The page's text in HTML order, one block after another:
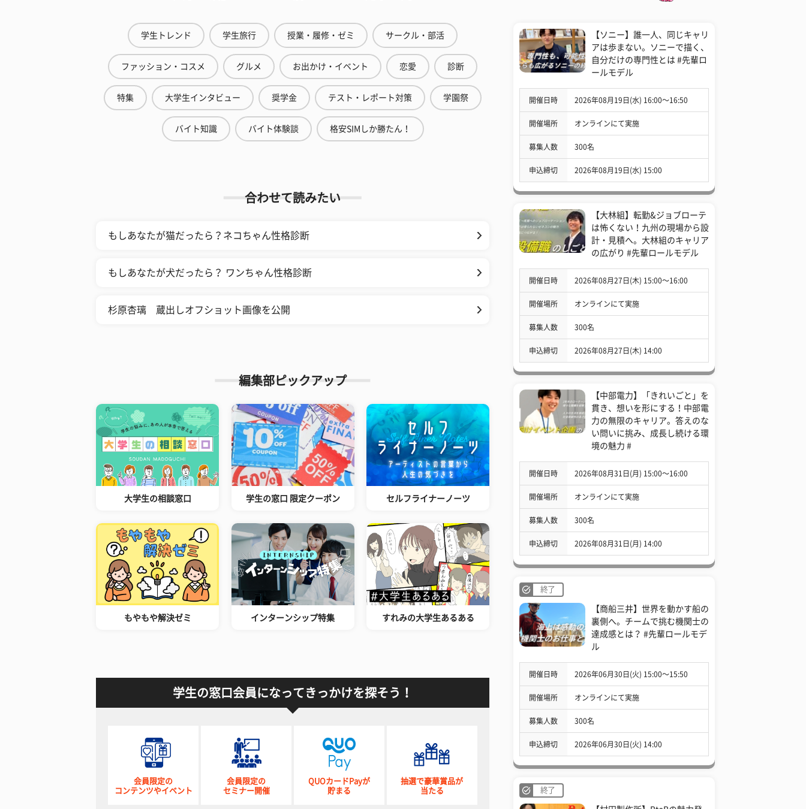
学生トレンド 学生旅行 授業・履修・ゼミ サークル・部活
ファッション・コスメ グルメ お出かけ・イベント 恋愛 診断
特集 大学生インタビュー 奨学金 テスト・レポート対策 学園祭
バイト知識 バイト体験談 格安SIMしか勝たん！
合わせて読みたい
もしあなたが猫だったら？ネコちゃん性格診断
もしあなたが犬だったら？ ワンちゃん性格診断
杉原杏璃 蔵出しオフショット画像を公開
編集部ピックアップ
大学生の相談窓口 学生の窓口 限定クーポン セルフライナーノーツ
もやもや解決ゼミ インターンシップ特集 すれみの大学生あるある
学生の窓口会員になってきっかけを探そう！
会員限定の
コンテンツやイベント
会員限定の
セミナー開催
QUOカードPayが
貯まる
抽選で豪華賞品が
当たる
【ソニー】誰一人、同じキャリ
アは歩まない。ソニーで描く、
自分だけの専門性とは #先輩ロ
ールモデル
開催日時 2026年08月19日(水) 16:00〜16:50
開催場所 オンラインにて実施
募集人数 300名
申込締切 2026年08月19日(水) 15:00
【大林組】転勤&ジョブローテ
は怖くない！九州の現場から設
計・見積へ。大林組のキャリア
の広がり #先輩ロールモデル
開催日時 2026年08月27日(木) 15:00〜16:00
開催場所 オンラインにて実施
募集人数 300名
申込締切 2026年08月27日(木) 14:00
【中部電力】「きれいごと」を
貫き、想いを形にする！中部電
力の無限のキャリア。答えのな
い問いに挑み、成長し続ける環
境の魅力 #
開催日時 2026年08月31日(月) 15:00〜16:00
開催場所 オンラインにて実施
募集人数 300名
申込締切 2026年08月31日(月) 14:00
終了
【商船三井】世界を動かす船の
裏側へ。チームで挑む機関士の
達成感とは？ #先輩ロールモデ
ル
開催日時 2026年06月30日(火) 15:00〜15:50
開催場所 オンラインにて実施
募集人数 300名
申込締切 2026年06月30日(火) 14:00
終了